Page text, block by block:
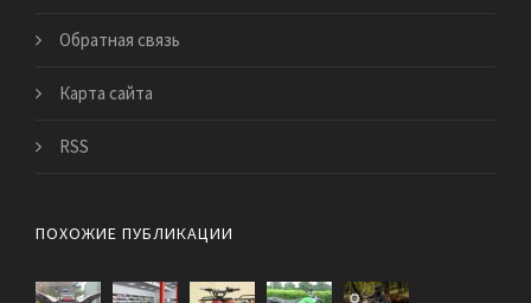
Обратная связь
Карта сайта
RSS
ПОХОЖИЕ ПУБЛИКАЦИИ